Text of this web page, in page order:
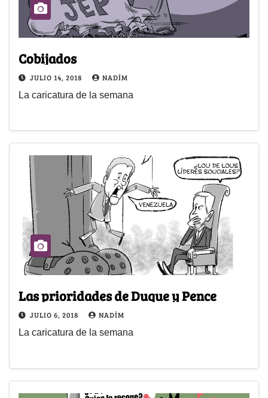
Cobijados
JULIO 14, 2018 NADÍM
La caricatura de la semana
Las prioridades de Duque y Pence
JULIO 6, 2018 NADÍM
La caricatura de la semana